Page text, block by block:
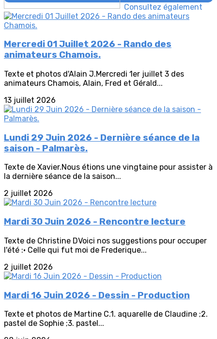
Consultez également
Mercredi 01 Juillet 2026 - Rando des
animateurs Chamois.
Texte et photos d'Alain J.Mercredi 1er juillet 3 des
animateurs Chamois, Alain, Fred et Gérald...
13 juillet 2026
Lundi 29 Juin 2026 - Dernière séance de la
saison - Palmarès.
Texte de Xavier.Nous étions une vingtaine pour assister à
la dernière séance de la saison...
2 juillet 2026
Mardi 30 Juin 2026 - Rencontre lecture
Texte de Christine DVoici nos suggestions pour occuper
l'été :• Celle qui fut moi de Frederique...
2 juillet 2026
Mardi 16 Juin 2026 - Dessin - Production
Texte et photos de Martine C.1. aquarelle de Claudine ;2.
pastel de Sophie ;3. pastel...